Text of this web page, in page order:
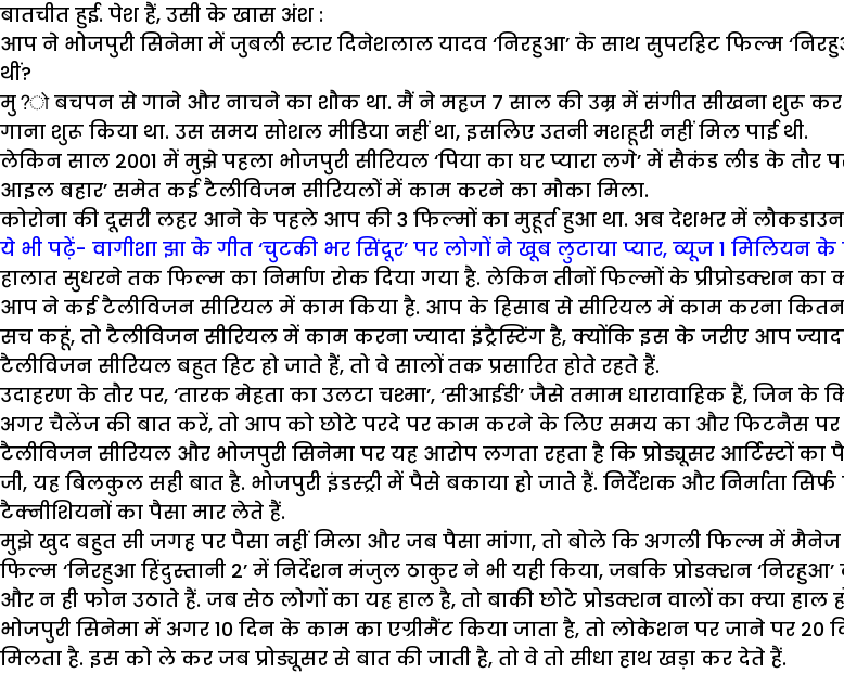
बातचीत हुई. पेश हैं, उसी के खास अंश :
आप ने भोजपुरी सिनेमा में जुबली स्टार दिनेशलाल यादव ‘निरहुआ’ के साथ सुपरहिट फिल्म
थीं?
मु?ो बचपन से गाने और नाचने का शौक था. मैं ने महज 7 साल की उम्र में संगीत सीखना शुरू कर
गाना शुरू किया था. उस समय सोशल मीडिया नहीं था, इसलिए उतनी मशहूरी नहीं मिल पाई थी.
लेकिन साल 2001 में मुझे पहला भोजपुरी सीरियल ‘पिया का घर प्यारा लगे’ में सैकंड लीड के तौर
आइल बहार’ समेत कई टैलीविजन सीरियलों में काम करने का मौका मिला.
कोरोना की दूसरी लहर आने के पहले आप की 3 फिल्मों का मुहूर्त हुआ था. अब देशभर में
ये भी पढ़ें- वागीशा झा के गीत ‘चुटकी भर सिंदूर’ पर लोगों ने खूब लुटाया प्यार, व्यूज 1 मिलियन के
हालात सुधरने तक फिल्म का निर्माण रोक दिया गया है. लेकिन तीनों फिल्मों के प्रीप्रोडक्शन
आप ने कई टैलीविजन सीरियल में काम किया है. आप के हिसाब से सीरियल में काम करना
सच कहूं, तो टैलीविजन सीरियल में काम करना ज्यादा इंट्रैस्टिंग है, क्योंकि इस के जरीए आप
टैलीविजन सीरियल बहुत हिट हो जाते हैं, तो वे सालों तक प्रसारित होते रहते हैं.
उदाहरण के तौर पर, ‘तारक मेहता का उलटा चश्मा’, ‘सीआईडी’ जैसे तमाम धारावाहिक हैं, जिन
अगर चैलेंज की बात करें, तो आप को छोटे परदे पर काम करने के लिए समय का और फिटनैस पर
टैलीविजन सीरियल और भोजपुरी सिनेमा पर यह आरोप लगता रहता है कि प्रोड्यूसर आर्टिस्टों का
जी, यह बिलकुल सही बात है. भोजपुरी इंडस्ट्री में पैसे बकाया हो जाते हैं. निर्देशक और निर्माता
टैक्नीशियनों का पैसा मार लेते हैं.
मुझे खुद बहुत सी जगह पर पैसा नहीं मिला और जब पैसा मांगा, तो बोले कि अगली फिल्म में
फिल्म ‘निरहुआ हिंदुस्तानी 2’ में निर्देशन मंजुल ठाकुर ने भी यही किया, जबकि प्रोडक्शन
और न ही फोन उठाते हैं. जब सेठ लोगों का यह हाल है, तो बाकी छोटे प्रोडक्शन वालों का क्या हाल
भोजपुरी सिनेमा में अगर 10 दिन के काम का एग्रीमैंट किया जाता है, तो लोकेशन पर जाने पर
मिलता है. इस को ले कर जब प्रोड्यूसर से बात की जाती है, तो वे तो सीधा हाथ खड़ा कर देते हैं.